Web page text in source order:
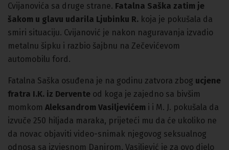
Cvijanovića sa druge strane. Fatalna Saška zatim je
šakom u glavu udarila Ljubinku R. koja je pokušala da
smiri situaciju. Cvijanović je nakon naguravanja izvadio
metalnu šipku i razbio šajbnu na Zečevićevom
automobilu ford.
Fatalna Saška osuđena je na godinu zatvora zbog ucjene
fratra I.K. iz Dervente od koga je zajedno sa bivšim
momkom Aleksandrom Vasiljevićem i i M. J. pokušala da
izvuče 250 hiljada maraka, prijeteći mu da će ukoliko ne
da novac objaviti video-snimak njegovog seksualnog
odnosa sa izvjesnom Danirom. Vasiljević je za ovo djelo